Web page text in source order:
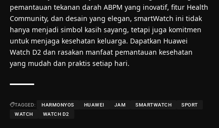
pemantauan tekanan darah ABPM yang inovatif, fitur Health
Community, dan desain yang elegan, smartWatch ini tidak
hanya menjadi simbol kasih sayang, tetapi juga komitmen
untuk menjaga kesehatan keluarga. Dapatkan Huawei
Watch D2 dan rasakan manfaat pemantauan kesehatan
yang mudah dan praktis setiap hari.
TAGGED: HARMONYOS HUAWEI JAM SMARTWATCH
SPORT
WATCH
WATCH D2